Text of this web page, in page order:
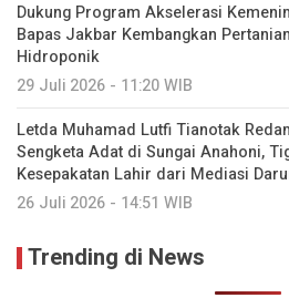
Dukung Program Akselerasi
Bapas Jakbar Kembangkan Pertanian
Hidroponik
29 Juli 2026 - 11:20 WIB
Letda Muhamad Lutfi Tianotak
Sengketa Adat di Sungai Anahoni,
Kesepakatan Lahir dari Mediasi
26 Juli 2026 - 14:51 WIB
Trending di News